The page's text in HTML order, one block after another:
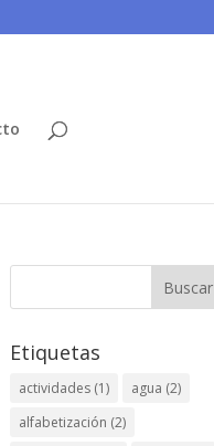
Buscar
Etiquetas
actividades (1) agua (2)
alfabetización (2)